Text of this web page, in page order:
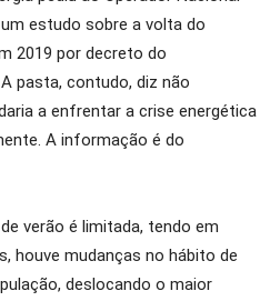
estudo sobre a volta do
2019 por decreto do
pasta, contudo, diz não
a enfrentar a crise energética
A informação é do
verão é limitada, tendo em
houve mudanças no hábito de
deslocando o maior